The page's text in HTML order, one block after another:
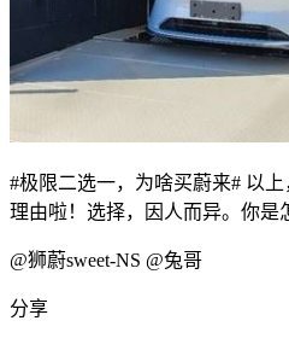
#极限二选一，为啥买蔚来# 以上
理由啦！选择，因人而异。你是
@狮蔚sweet-NS @兔哥
分享